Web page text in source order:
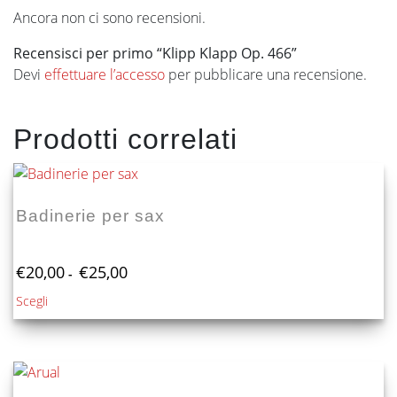
Ancora non ci sono recensioni.
Recensisci per primo “Klipp Klapp Op. 466”
Devi effettuare l’accesso per pubblicare una recensione.
Prodotti correlati
Badinerie per sax
€20,00 - €25,00Fascia
da
€20,00
Scegli
prodotto
più